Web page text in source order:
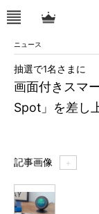
ニュース
画面付きスマ
Spot」を差し
抽選で1名さまに
記事画像 ＋